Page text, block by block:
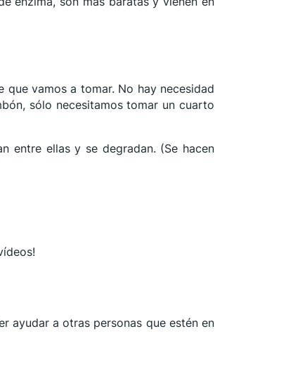
vamos a tomar. No hay necesidad
sólo necesitamos tomar un cuarto
entre ellas y se degradan. (Se hacen
ayudar a otras personas que estén en